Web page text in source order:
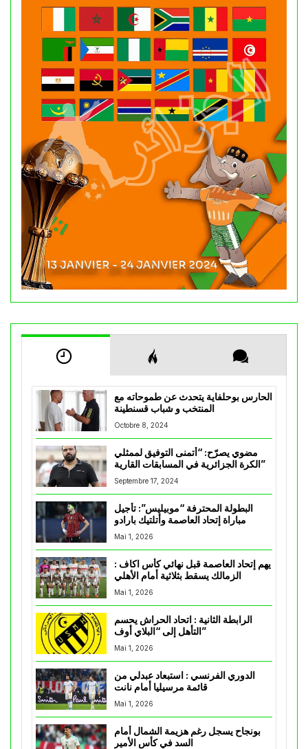
الحارس بوحلفاية يتحدث عن طموحاته مع
المنتخب و شباب قسنطينة
Octobre 8, 2024
مضوي يصرّح: “أتمنى التوفيق لممثلي
الكرة الجزائرية في المسابقات القارية”
Septembre 17, 2024
البطولة المحترفة “موبيليس”: تأجيل
مباراة إتحاد العاصمة وأتلتيك بارادو
Mai 1, 2026
يهم إتحاد العاصمة قبل نهائي كأس اكاف :
Mai 1, 2026
الرابطة الثانية : اتحاد الحراش يحسم
التأهل إلى “البلاي أوف”
Mai 1, 2026
الدوري الفرنسي : استبعاد عبدلي من
قائمة مرسيليا أمام نانت
Mai 1, 2026
بونجاح يسجل رغم هزيمة الشمال أمام
السد في كأس الأمير